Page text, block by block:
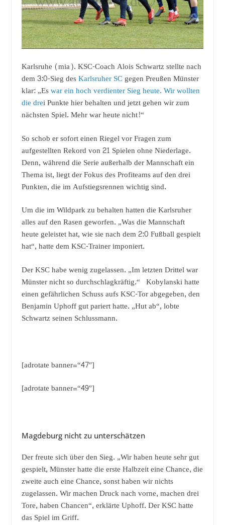
Karlsruhe (mia). KSC-Coach Alois Schwartz stellte nach
dem 3:0-Sieg desKarlsruher SCgegen Preußen Münster
klar: „Eswar ein hoch verdienter Sieg heute. Wir wollten
die drei Punkte hier behalten und jetzt gehen wir zum
nächsten Spiel. Mehr war heute nicht!“
So schob er sofort einen Riegel vor Fragen zum
aufgestellten Rekord von 21 Spielen ohne Niederlage.
Denn, während die Serie außerhalb der Mannschaft ein
Thema ist, liegt der Fokus des Profiteams auf den drei
Punkten, die im Aufstiegsrennen wichtig sind.
Um die im Wildpark zu behalten hatten die Karlsruher
alles auf den Rasen geworfen. „Was die Mannschaft
heute geleistet hat, wie sie nach dem 2:0 Fußball gespielt
hat“, hatte dem KSC-Trainer imponiert.
Der KSC habe wenig zugelassen. „Im letzten Drittel war
Münster nicht so durchschlagkräftig.“ Kobylanski hatte
einen gefährlichen Schuss aufs KSC-Tor abgegeben, den
Benjamin Uphoff gut pariert hatte. „Hut ab“, lobte
Schwartz seinen Schlussmann.
[adrotate banner=“47″]
[adrotate banner=“49″]
Magdeburg nicht zu unterschätzen
Der freute sich über den Sieg. „Wir haben heute sehr gut
gespielt, Münster hatte die erste Halbzeit eine Chance, die
zweite auch eine Chance, sonst haben wir nichts
zugelassen. Wir machen Druck nach vorne, machen drei
Tore, haben Chancen“, erklärte Uphoff. Der KSC hatte
das Spiel im Griff.